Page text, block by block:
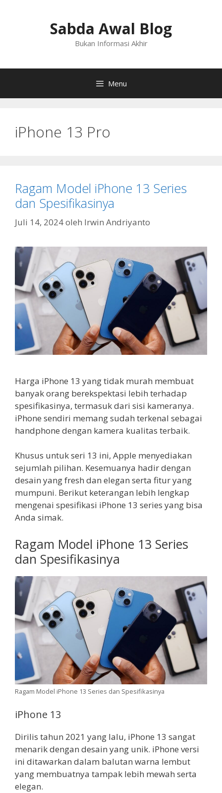
Sabda Awal Blog
Bukan Informasi Akhir
Menu
iPhone 13 Pro
Ragam Model iPhone 13 Series
dan Spesifikasinya
Juli 14, 2024oleh Irwin Andriyanto
Harga iPhone 13 yang tidak murah membuat
banyak orang berekspektasi lebih terhadap
spesifikasinya, termasuk dari sisi kameranya.
iPhone sendiri memang sudah terkenal sebagai
handphone dengan kamera kualitas terbaik.
Khusus untuk seri 13 ini, Apple menyediakan
sejumlah pilihan. Kesemuanya hadir dengan
desain yang fresh dan elegan serta fitur yang
mumpuni. Berikut keterangan lebih lengkap
mengenai spesifikasi iPhone 13 series yang bisa
Anda simak.
Ragam Model iPhone 13 Series
dan Spesifikasinya
Ragam Model iPhone 13 Series dan Spesifikasinya
iPhone 13
Dirilis tahun 2021 yang lalu, iPhone 13 sangat
menarik dengan desain yang unik. iPhone versi
ini ditawarkan dalam balutan warna lembut
yang membuatnya tampak lebih mewah serta
elegan.